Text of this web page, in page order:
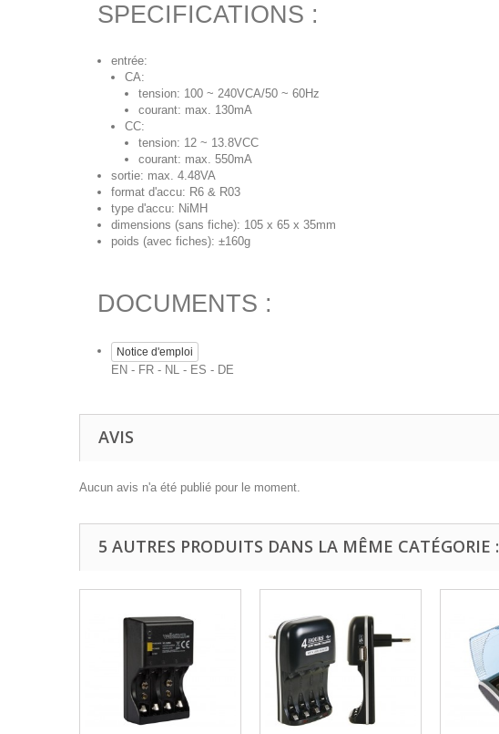
SPECIFICATIONS :
entrée:
CA:
tension: 100 ~ 240VCA/50 ~ 60Hz
courant: max. 130mA
CC:
tension: 12 ~ 13.8VCC
courant: max. 550mA
sortie: max. 4.48VA
format d'accu: R6 & R03
type d'accu: NiMH
dimensions (sans fiche): 105 x 65 x 35mm
poids (avec fiches): ±160g
DOCUMENTS :
Notice d'emploi
EN - FR - NL - ES - DE
AVIS
Aucun avis n'a été publié pour le moment.
5 AUTRES PRODUITS DANS LA MÊME CATÉGORIE :